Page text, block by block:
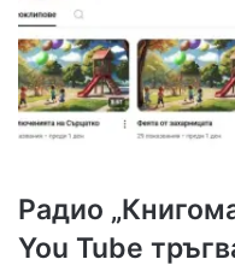
Радио
You Tube